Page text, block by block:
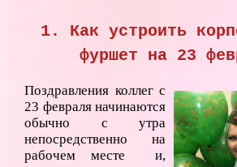
1. Как устроить
фуршет на 23
Поздравления коллег с
23 февраля начинаются
обычно с утра
непосредственно на
рабочем месте и,